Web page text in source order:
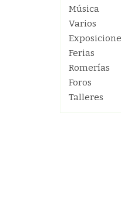
Música
Varios
Ferias
Romerías
Foros
Talleres